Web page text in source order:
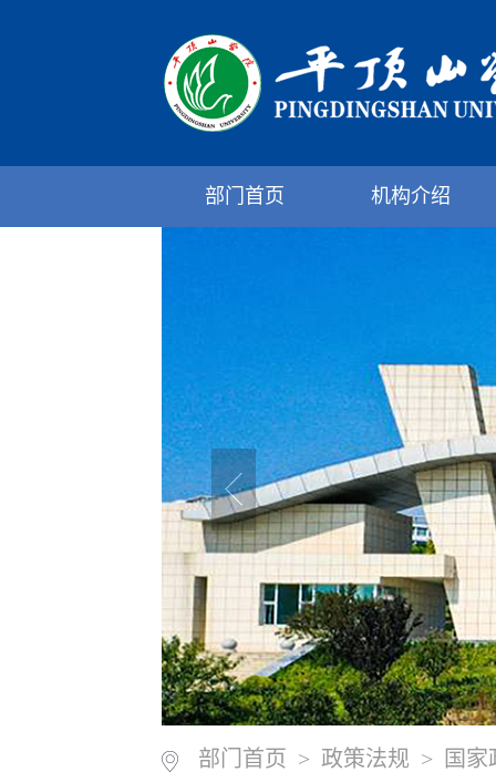
部门首页 机构介绍
部门首页 > 政策法规 > 国家